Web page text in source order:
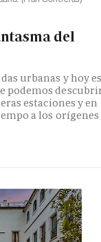
del
urbanas y hoy
podemos
estaciones y en
a los orígenes